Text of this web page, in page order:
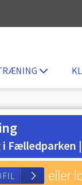
Fælledparken |
eller